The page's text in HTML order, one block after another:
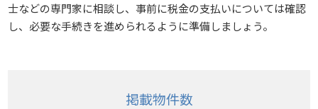
士などの専門家に相談し、事前に税金の支払いについては確認
し、必要な手続きを進められるように準備しましょう。
掲載物件数